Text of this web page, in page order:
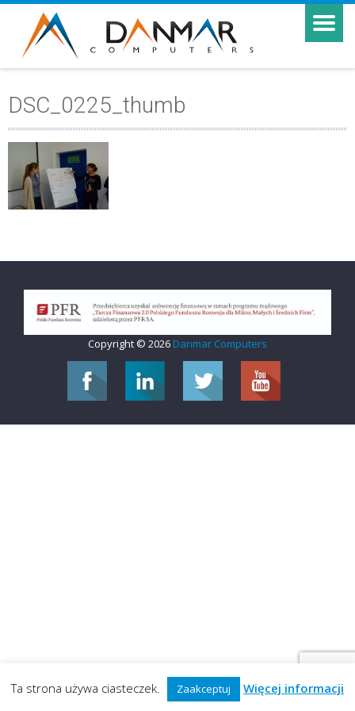
DSC_0225_thumb
Copyright © 2026 Danmar Computers
Ta strona używa ciasteczek. Zaakceptuj Więcej informacji